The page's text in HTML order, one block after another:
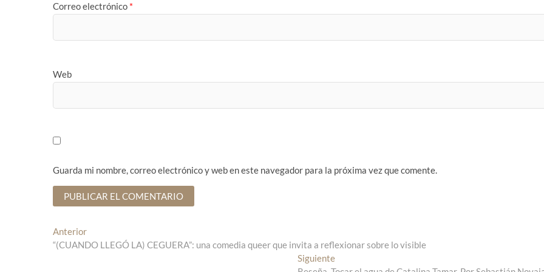
Correo electrónico *
Web
Guarda mi nombre, correo electrónico y web en este navegador para la próxima vez que comente.
N
a
Anterior
n
“(CUANDO LLEGÓ LA) CEGUERA”: una comedia queer que invita a reflexionar sobre lo visible
Siguiente